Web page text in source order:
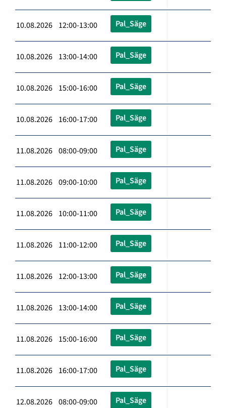
10.08.2026 12:00-13:00 Pal_Säge
10.08.2026 13:00-14:00 Pal_Säge
10.08.2026 15:00-16:00 Pal_Säge
10.08.2026 16:00-17:00 Pal_Säge
11.08.2026 08:00-09:00 Pal_Säge
11.08.2026 09:00-10:00 Pal_Säge
11.08.2026 10:00-11:00 Pal_Säge
11.08.2026 11:00-12:00 Pal_Säge
11.08.2026 12:00-13:00 Pal_Säge
11.08.2026 13:00-14:00 Pal_Säge
11.08.2026 15:00-16:00 Pal_Säge
11.08.2026 16:00-17:00 Pal_Säge
12.08.2026 08:00-09:00 Pal_Säge